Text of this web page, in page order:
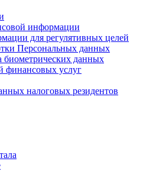
информации
для регулятивных целей
Персональных данных
биометрических данных
финансовых услуг
налоговых резидентов